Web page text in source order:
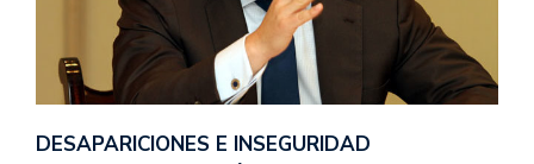
DESAPARICIONES E INSEGURIDAD